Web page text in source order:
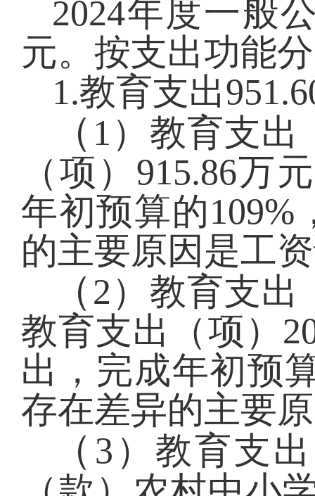
2024年度一般
元。按支出功能
1.教育支出
（ 1）教育支出
（项）915.86万
年初预算的
的主要原因是工
（ 2）教育支出
教育支出（项）
出，完成年初预
存在差异的主要
（ 3）教育支